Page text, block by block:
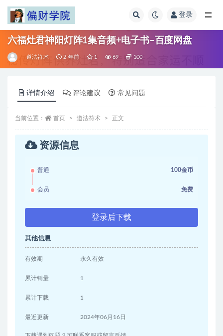
登录
六福灶君神阳灯阵1集音频+电子书–百度网盘
道法符术 2 年前 1 69 100
详情介绍 评论建议 常见问题
当前位置： 首页 道法符术 正文
资源信息
普通 100金币
会员 免费
登录后下载
其他信息
有效期 永久有效
累计销量 1
累计下载 1
最近更新 2024年06月16日